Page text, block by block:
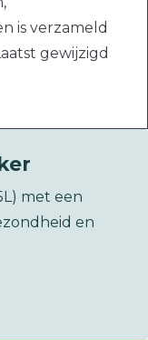
is verzameld
gewijzigd
met een
en